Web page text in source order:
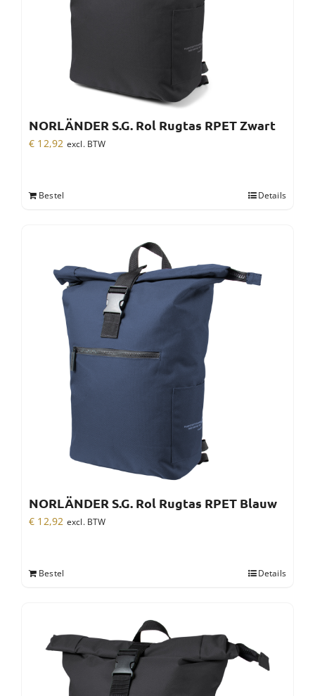
NORLÄNDER S.G. Rol Rugtas RPET Zwart
€ 12,92 excl. BTW
Bestel Details
NORLÄNDER S.G. Rol Rugtas RPET Blauw
€ 12,92 excl. BTW
Bestel Details